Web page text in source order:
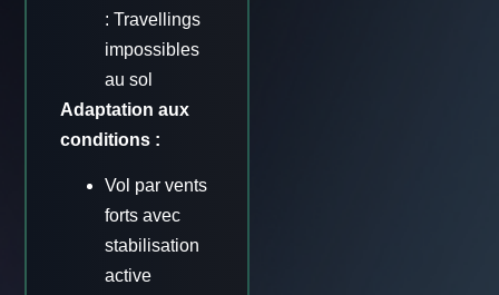
: Travellings
impossibles
au sol
Adaptation aux
conditions :
Vol par vents
forts avec
stabilisation
active